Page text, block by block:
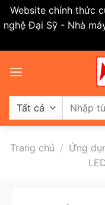
Website chính thức
nghệ Đại Sỹ - Nhà
qua
dung
Tìm
kiếm:
Trang chủ / Ứng